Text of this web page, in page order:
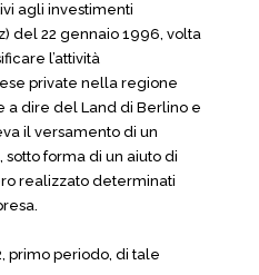
agli investimenti
del 22 gennaio 1996, volta
l’attività
private nella regione
a dire del Land di Berlino e
il versamento di un
forma di un aiuto di
realizzato determinati
periodo, di tale